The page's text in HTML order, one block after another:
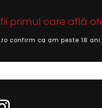
primul care află
confirm ca am peste 18 ani.